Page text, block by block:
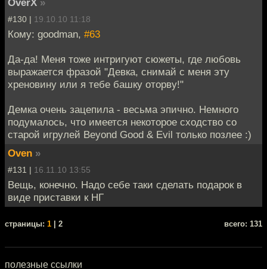
OverX »
#130 | 19.10.10 11:18
Кому: goodman, #63
Да-да! Меня тоже интригуют сюжеты, где любовь
выражается фразой "Девка, снимай с меня эту
хреновину или я тебе башку оторву!"
Демка очень зацепила - весьма эпично. Немного
подумалось, что имеется некоторое сходство со
старой игрулей Beyond Good & Evil только позлее :)
Oven »
#131 | 16.11.10 13:55
Вещь, конечно. Надо себе таки сделать подарок в
виде приставки к НГ
cтраницы: 1 | 2 всего: 131
полезные ссылки